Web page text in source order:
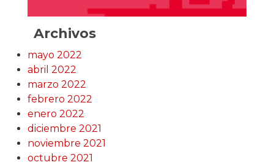
Archivos
mayo 2022
abril 2022
marzo 2022
febrero 2022
enero 2022
diciembre 2021
noviembre 2021
octubre 2021